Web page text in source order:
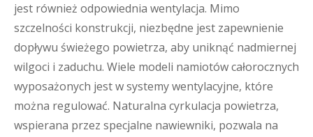
jest również odpowiednia wentylacja. Mimo
szczelności konstrukcji, niezbędne jest zapewnienie
dopływu świeżego powietrza, aby uniknąć nadmiernej
wilgoci i zaduchu. Wiele modeli namiotów całorocznych
wyposażonych jest w systemy wentylacyjne, które
można regulować. Naturalna cyrkulacja powietrza,
wspierana przez specjalne nawiewniki, pozwala na